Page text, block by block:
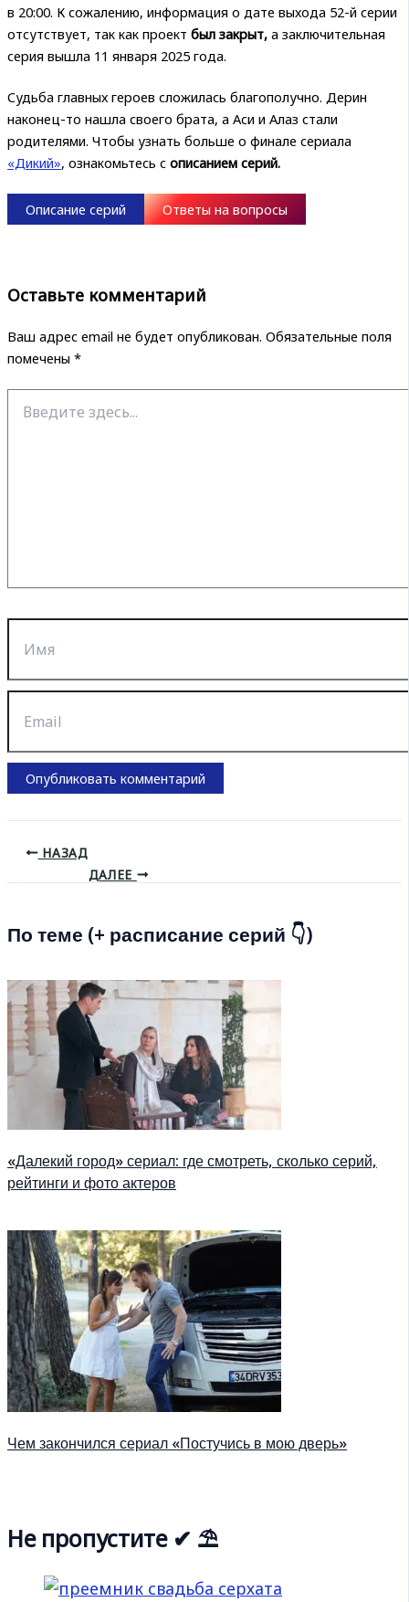
в 20:00. К сожалению, информация о дате выхода 52-й серии
отсутствует, так как проект был закрыт, а заключительная
серия вышла 11 января 2025 года.
Судьба главных героев сложилась благополучно. Дерин
наконец-то нашла своего брата, а Аси и Алаз стали
родителями. Чтобы узнать больше о финале сериала
«Дикий», ознакомьтесь с описанием серий.
Описание серий Ответы на вопросы
Оставьте комментарий
Ваш адрес email не будет опубликован. Обязательные поля
помечены *
здесь...
Имя
Email
НАЗАД
ДАЛЕЕ
По теме (+ расписание серий 👇)
«Далекий город» сериал: где смотреть, сколько серий,
рейтинги и фото актеров
Чем закончился сериал «Постучись в мою дверь»
Не пропустите ✔ ⛱